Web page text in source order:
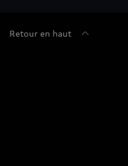
Retour en haut